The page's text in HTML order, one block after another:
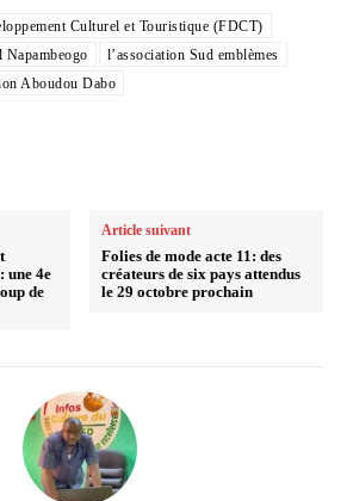
Culturel et Touristique (FDCT)
Napambeogo
l’association Sud emblèmes
Aboudou Dabo
une 4e
de
Article suivant
Folies de mode acte 11: des
créateurs de six pays attendus
le 29 octobre prochain